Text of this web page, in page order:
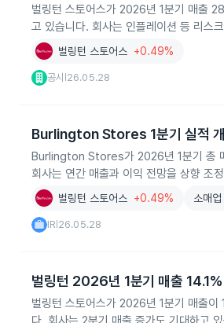
벌링턴 스토어스가 2026년 1분기 매출
고 있습니다. 회사는 인플레이션 등 리스
벌링턴 스토어스 +0.49%
공시 26.05.28
Burlington Stores 1분기 실적 개
Burlington Stores가 2026년 1분기 총
회사는 연간 매출과 이익 전망을 상향 조
벌링턴 스토어스 +0.49% 소매업
IR 26.05.28
벌링턴 2026년 1분기 매출
벌링턴 스토어스가 2026년 1분기 매출